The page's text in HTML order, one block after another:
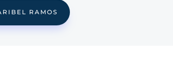
RAMOS